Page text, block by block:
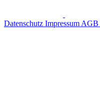
Datenschutz Impressum AGB